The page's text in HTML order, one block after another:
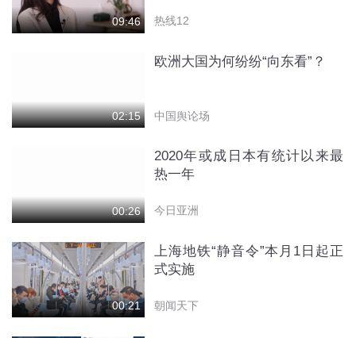
09:46 热线12
02:15
欧洲大国为何纷纷“向东看”？
中国舆论场
00:26
2020年或成日本有统计以来最
热一年
今日亚洲
00:21
上海地铁“静音令”本月1日起正
式实施
朝闻天下